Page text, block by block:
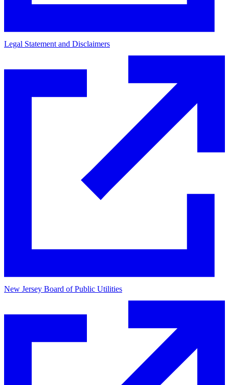
Legal Statement and Disclaimers
New Jersey Board of Public Utilities